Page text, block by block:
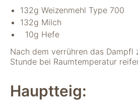
132g Weizenmehl Type 700
132g Milch
10g Hefe
Nach dem verrühren das Dampfl
Stunde bei Raumtemperatur
Hauptteig:
aufzuzeichnen.
Marketing
Diese Cookies
ermöglichen eine
was Sie auf unserer
Website ansehen.